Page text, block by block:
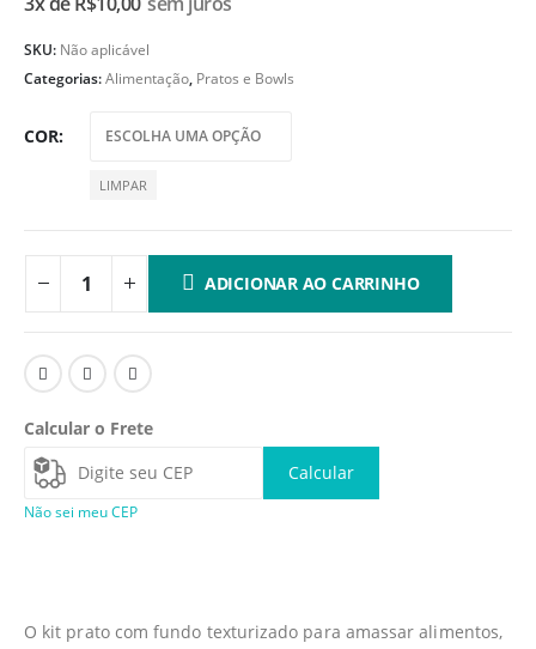
SKU: Não aplicável
Categorias:Alimentação, Pratos e Bowls
COR
LIMPAR
ADICIONAR AO CARRINHO
Calcular o Frete
Calcular
Não sei meu CEP
O kit prato com fundo texturizado para amassar alimentos,